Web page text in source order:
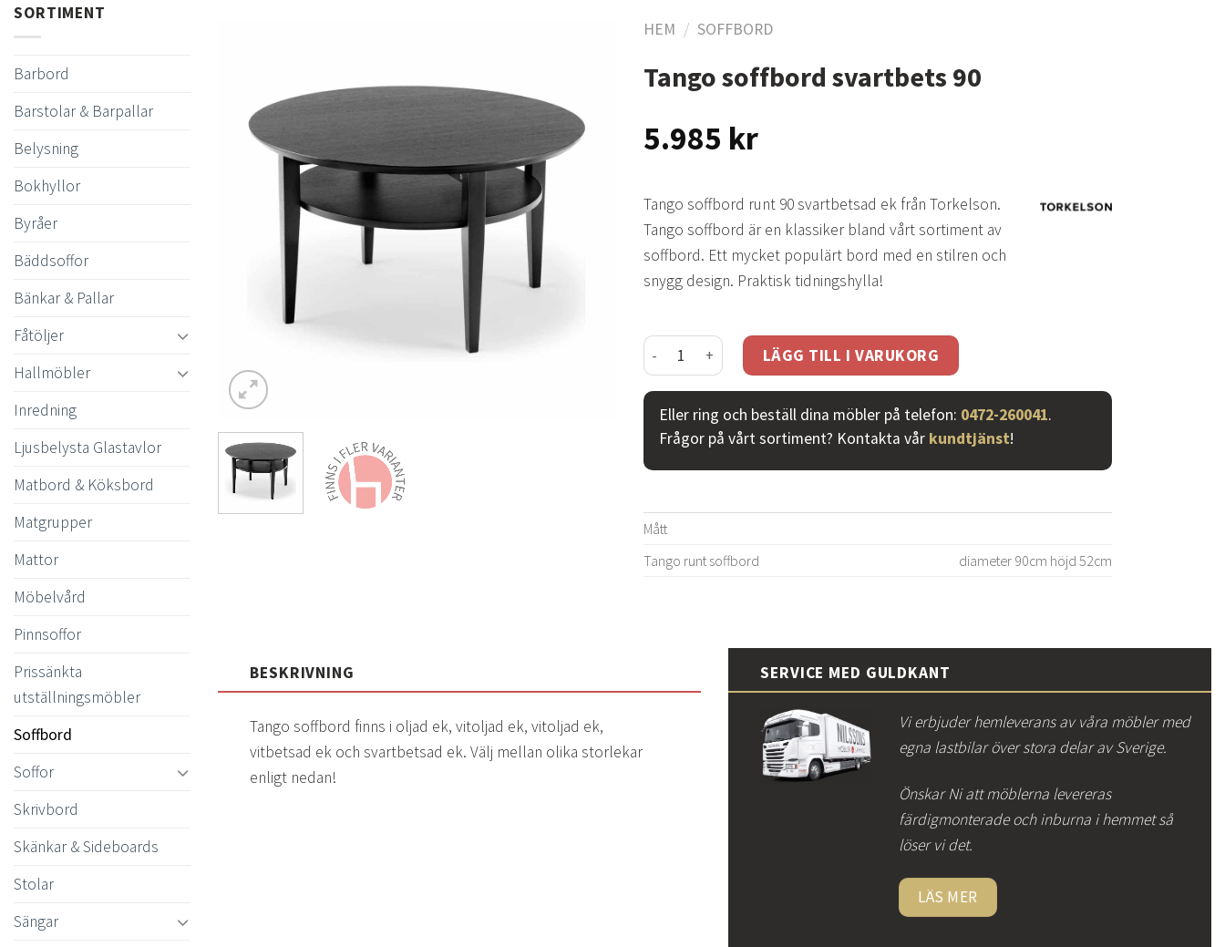
SORTIMENT
Barbord
Barstolar & Barpallar
Belysning
Bokhyllor
Byråer
Bäddsoffor
Bänkar & Pallar
Fåtöljer
Hallmöbler
Inredning
Ljusbelysta Glastavlor
Matbord & Köksbord
Matgrupper
Mattor
Möbelvård
Pinnsoffor
Prissänkta
utställningsmöbler
Soffbord
Soffor
Skrivbord
Skänkar & Sideboards
Stolar
Sängar
till i
önskelistan
HEM / SOFFBORD
Tango soffbord svartbets 90
5.985 kr
Tango soffbord runt 90 svartbetsad ek från Torkelson.
Tango soffbord är en klassiker bland vårt sortiment av
soffbord. Ett mycket populärt bord med en stilren och
snygg design. Praktisk tidningshylla!
Tango soffbord svartbets 90 mängd
LÄGG TILL I VARUKORG
Eller ring och beställ dina möbler på telefon: 0472-260041.
Frågor på vårt sortiment? Kontakta vår kundtjänst!
Mått
Tango runt soffbord
diameter 90cm höjd 52cm
BESKRIVNING
Tango soffbord finns i oljad ek, vitoljad ek, vitoljad ek,
vitbetsad ek och svartbetsad ek. Välj mellan olika storlekar
enligt nedan!
SERVICE MED GULDKANT
Vi erbjuder hemleverans av våra möbler med
egna lastbilar över stora delar av Sverige.
Önskar Ni att möblerna levereras
färdigmonterade och inburna i hemmet så
löser vi det.
LÄS MER